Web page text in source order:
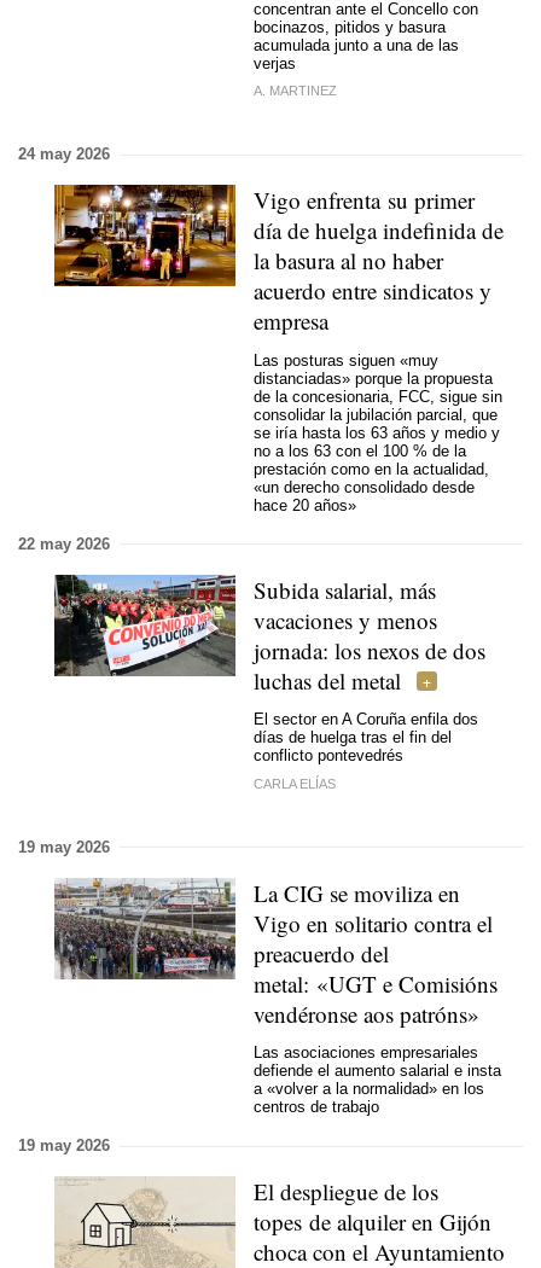
concentran ante el Concello con
bocinazos, pitidos y basura
acumulada junto a una de las
verjas
A. MARTINEZ
24 may 2026
Vigo enfrenta su primer
día de huelga indefinida de
la basura al no haber
acuerdo entre sindicatos y
empresa
Las posturas siguen «muy
distanciadas» porque la propuesta
de la concesionaria, FCC, sigue sin
consolidar la jubilación parcial, que
se iría hasta los 63 años y medio y
no a los 63 con el 100 % de la
prestación como en la actualidad,
«un derecho consolidado desde
hace 20 años»
22 may 2026
Subida salarial, más
vacaciones y menos
jornada: los nexos de dos
luchas del metal
El sector en A Coruña enfila dos
días de huelga tras el fin del
conflicto pontevedrés
CARLA ELÍAS
19 may 2026
La CIG se moviliza en
Vigo en solitario contra el
preacuerdo del
metal: «UGT e Comisións
vendéronse aos patróns»
Las asociaciones empresariales
defiende el aumento salarial e insta
a «volver a la normalidad» en los
centros de trabajo
19 may 2026
El despliegue de los
topes de alquiler en Gijón
choca con el Ayuntamiento